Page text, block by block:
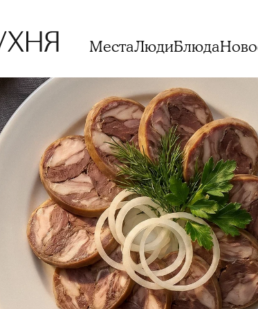
МестаЛюдиБлюда